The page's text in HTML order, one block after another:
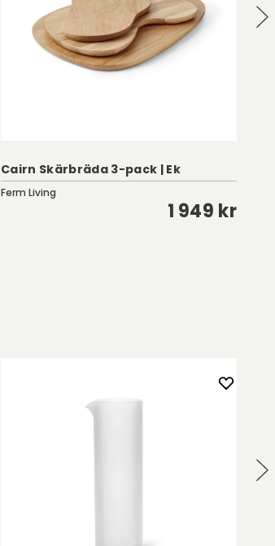
Cairn Skärbräda 3-pack | Ek
Ferm Living
1 949 kr